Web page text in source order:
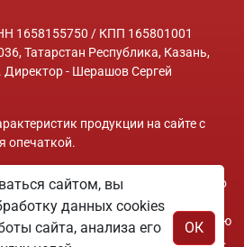
1658155750 / КПП 165801001
Татарстан Республика, Казань,
- Шерашов Сергей
продукции на сайте с
опечаткой.
region-kazan.ru носит исключительно
характер и ни при каких
офертой. Всю дополнительную
по телефонам указанным на сайте.
сайтом, вы
данных cookies
сайта, анализа его
ОК